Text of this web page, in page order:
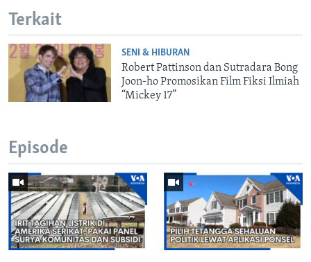
Terkait
SENI & HIBURAN
Robert Pattinson dan Sutradara Bong
Joon-ho Promosikan Film Fiksi Ilmiah
“Mickey 17”
Episode